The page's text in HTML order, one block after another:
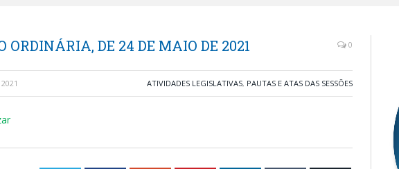
ORDINÁRIA, DE 24 DE MAIO DE 2021 0
ATIVIDADES LEGISLATIVAS, PAUTAS E ATAS DAS SESSÕES